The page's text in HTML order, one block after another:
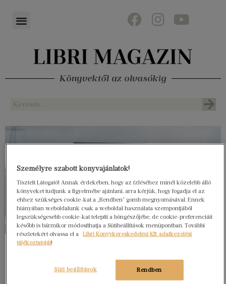
Könyvektől az olvasókig
Személyre szabott könyvajánlatok!
Tisztelt Látogató! Annak érdekében, hogy az ízléséhez minél közelebb álló
könyveket tudjunk a figyelmébe ajánlani, arra kérjük, hogy fogadja el az
ehhez szükséges cookie-kat a „Rendben” gomb megnyomásával. Ennek
hiányában weboldalunk csak a weboldal használata szempontjából
legszükségesebb cookie-kat telepíti a böngészőjébe, de cookie-preferenciáit
később is bármikor módosíthatja a Sütibeállítások menüpontban. További
részletekért olvassa el a
Libri Könyvkereskedelmi Kft. adatkezelési
tájékoztatóját!
Rendben
Süti beállítások